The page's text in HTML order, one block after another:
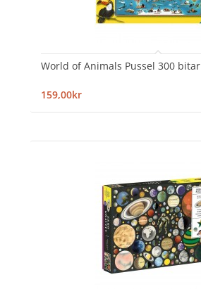
World of Animals Pussel 300 bitar
159,00kr